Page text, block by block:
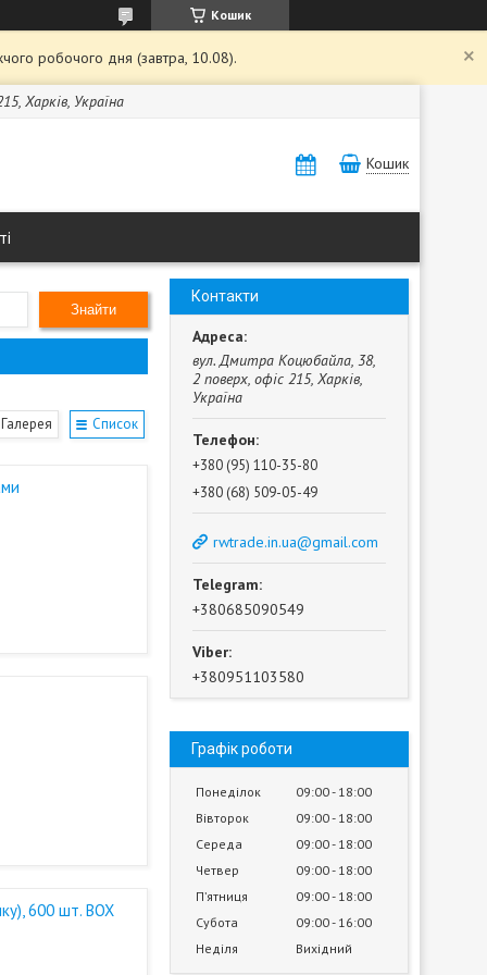
Кошик
робочого дня (завтра, 10.08).
Харків, Україна
Кошик
Знайти
Галерея Список
600 шт. BOX
Контакти
вул. Дмитра Коцюбайла, 38,
2 поверх, офіс 215, Харків,
Україна
+380 (95) 110-35-80
+380 (68) 509-05-49
rwtrade.in.ua@gmail.com
+380685090549
+380951103580
Графік роботи
Понеділок 09:00 18:00
Вівторок
09:00 18:00
Середа
09:00 18:00
Четвер
09:00 18:00
Пʼятниця
09:00 18:00
Субота
09:00 16:00
Неділя
Вихідний